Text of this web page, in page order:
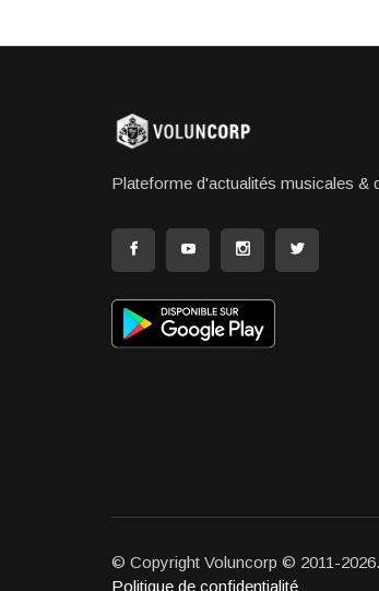
Plateforme d'actualités musicales &
© Copyright Voluncorp © 2011-
Politique de confidentialité